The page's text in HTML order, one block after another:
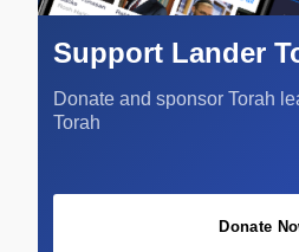
Support Lander
Donate and sponsor Torah
Torah
Donate